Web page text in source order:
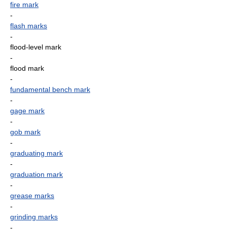
fire mark
-
flash marks
-
flood-level mark
-
flood mark
-
fundamental bench mark
-
gage mark
-
gob mark
-
graduating mark
-
graduation mark
-
grease marks
-
grinding marks
-